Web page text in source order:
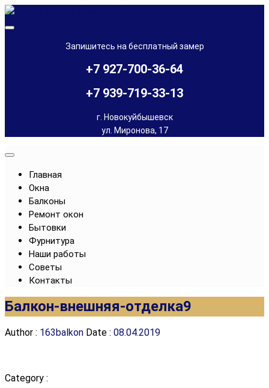
Skip
to
Остекление балконов и лоджий, установка окон в
Запишитесь на бесплатный замер
+7 927-700-36-64
+7 939-719-33-13
г. Новокуйбышевск
ул. Миронова, 17
Главная
Окна
Балконы
Ремонт окон
Бытовки
Фурнитура
Наши работы
Советы
Контакты
Балкон-внешняя-отделка9
Author : 163balkon Date : 08.04.2019
Category :